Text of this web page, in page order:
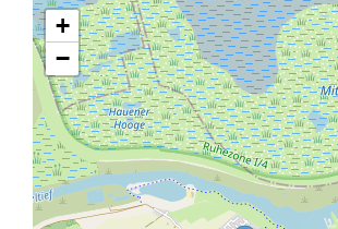
Grill
Radio
Badezimmer
Waschtisch
WC
Whirlpool
Fußbodenheizung
Spiegel
+
−